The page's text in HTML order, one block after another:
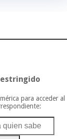
para acceder al